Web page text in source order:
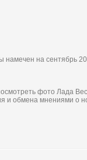
на сентябрь
фото Лада
и обмена мнениями о